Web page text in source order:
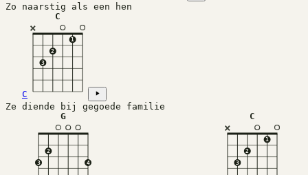
Zo naarstig als een hen
C
C
×
3
2
1
Ze diende bij gegoede familie
G
3
2
4
C
×
3
2
1